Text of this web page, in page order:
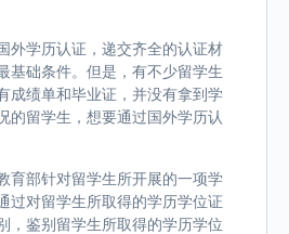
外学历认证，递交齐全的认证材
基础条件。但是，有不少留学生
成绩单和毕业证，并没有拿到学
的留学生，想要通过国外学历认
育部针对留学生所开展的一项学
过对留学生所取得的学历学位证
，鉴别留学生所取得的学历学位